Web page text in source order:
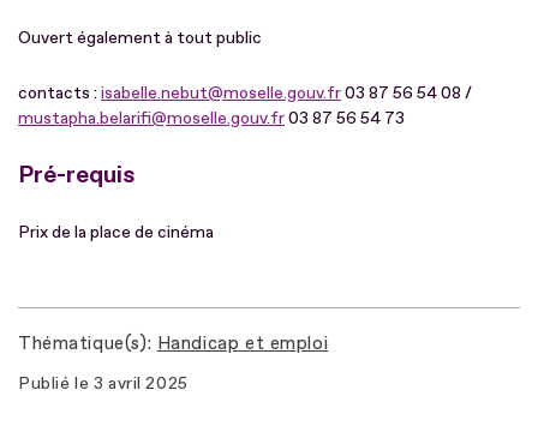
Ouvert également à tout public
contacts : isabelle.nebut@moselle.gouv.fr03 87 56 54 08 /
mustapha.belarifi@moselle.gouv.fr03 87 56 54 73
Pré-requis
Prix de la place de cinéma
Thématique(s) Handicap et emploi
Publié le 3 avril 2025